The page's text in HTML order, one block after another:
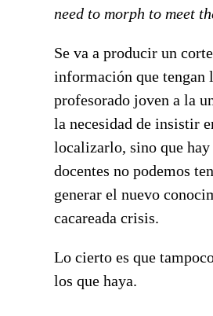
need to morph to meet
Se va a producir un
información que tengan
profesorado joven a la
la necesidad de insistir
localizarlo, sino que
docentes no podemos
generar el nuevo
cacareada crisis.
Lo cierto es que
los que haya.